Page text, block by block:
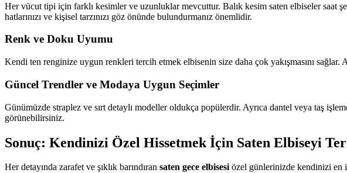
Her vücut tipi için farklı kesimler ve uzunluklar mevcuttur. Balık kesim saten elbiseler
hatlarınızı ve kişisel tarzınızı göz önünde bulundurmanız önemlidir.
Renk ve Doku Uyumu
Kendi ten renginize uygun renkleri tercih etmek elbisenin size daha çok yakışmasını sağlar.
Güncel Trendler ve Modaya Uygun Seçimler
Günümüzde straplez ve sırt detaylı modeller oldukça popülerdir. Ayrıca dantel veya taş
görünebilirsiniz.
Sonuç: Kendinizi Özel Hissetmek İçin Saten Elbiseyi
Her detayında zarafet ve şıklık barındıran saten gece elbisesiözel günlerinizde kendinizi en